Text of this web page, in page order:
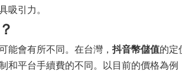
吸引力。
能會有所不同。在台灣， 抖音幣儲值的定
和平台手續費的不同。以目前的價格為